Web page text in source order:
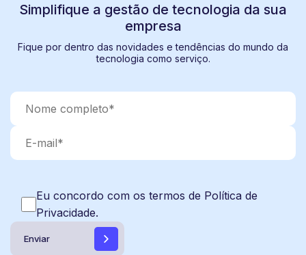
Simplifique a gestão de tecnologia da sua
empresa
Fique por dentro das novidades e tendências do mundo da
tecnologia como serviço.
Eu concordo com os termos de Política de
Privacidade.